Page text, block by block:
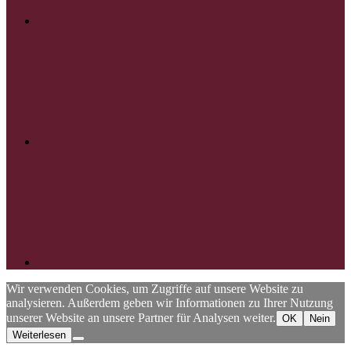
Wir verwenden Cookies, um Zugriffe auf unsere Website zu
analysieren. Außerdem geben wir Informationen zu Ihrer Nutzung
unserer Website an unsere Partner für Analysen weiter. OK
Nein
Weiterlesen